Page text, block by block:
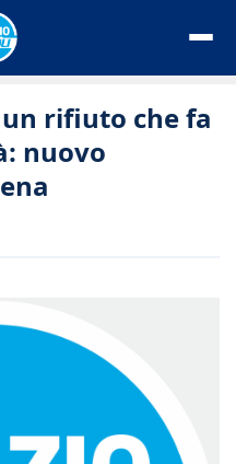
rifiuto che fa
nuovo